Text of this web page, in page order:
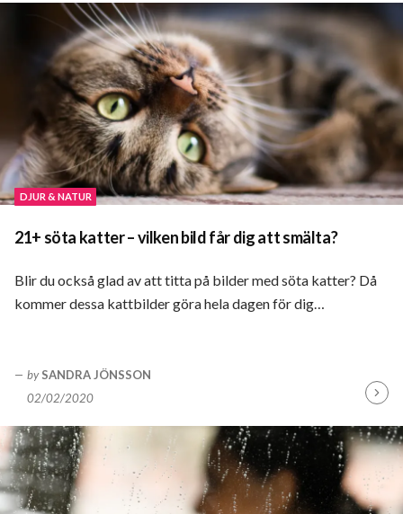
DJUR & NATUR
21+ söta katter – vilken bild får dig att smälta?
Blir du också glad av att titta på bilder med söta katter? Då
kommer dessa kattbilder göra hela dagen för dig…
by SANDRA JÖNSSON
02/02/2020